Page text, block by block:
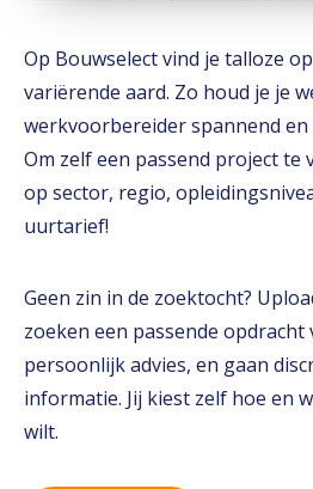
Op Bouwselect vind je talloze
variërende aard. Zo houd je je
werkvoorbereider spannend en
Om zelf een passend project te
op sector, regio,
uurtarief!
Geen zin in de zoektocht?
zoeken een passende opdracht
persoonlijk advies, en gaan
informatie. Jij kiest zelf hoe en
wilt.